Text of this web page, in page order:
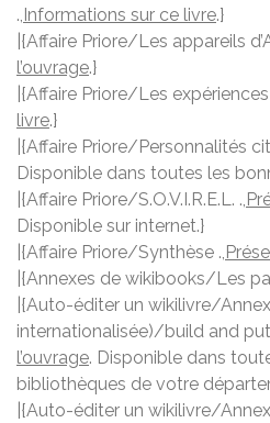
., Informations sur ce livre.}
|{Affaire Priore/Les appareils
l’ouvrage.}
|{Affaire Priore/Les
livre.}
|{Affaire Priore/Personnalités
Disponible dans toutes les
|{Affaire Priore/S.O.V.I.R.E.L. .,
Disponible sur internet.}
|{Affaire Priore/Synthèse .,
|{Annexes de wikibooks/Les
|{Auto-éditer un wikilivre/
internationalisée)/build and put
l’ouvrage. Disponible dans
bibliothèques de votre
|{Auto-éditer un wikilivre/